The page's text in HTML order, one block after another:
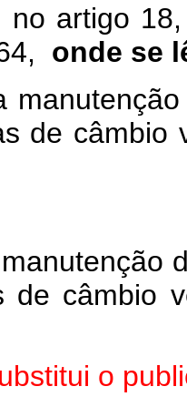
no artigo
onde se
de câmbio
de câmbio
o